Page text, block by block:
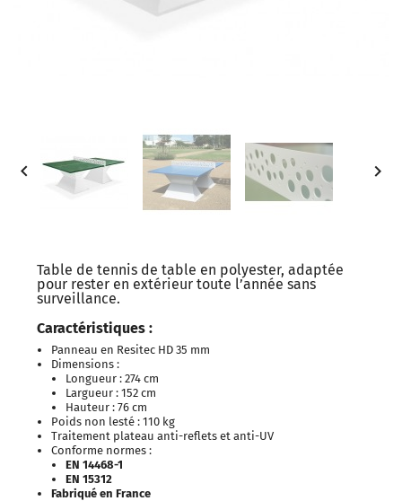
 
Table de tennis de table en polyester, adaptée
pour rester en extérieur toute l’année sans
surveillance.
Caractéristiques :
Panneau en Resitec HD 35 mm
Dimensions :
Longueur : 274 cm
Largueur : 152 cm
Hauteur : 76 cm
Poids non lesté : 110 kg
Traitement plateau anti-reflets et anti-UV
Conforme normes :
EN 14468-1
EN 15312
Fabriqué en France